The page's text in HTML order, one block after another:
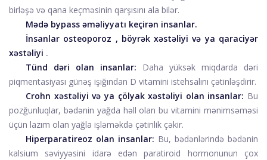
birləşə və qana keçməsinin qarşısını ala bilər.
Mədə bypass əməliyyatı keçirən insanlar.
İnsanlar osteoporoz , böyrək xəstəliyi və ya qaraciyər
xəstəliyi .
Tünd dəri olan insanlar:
Daha yüksək miqdarda dəri
piqmentasiyası günəş işığından D vitamini istehsalını çətinləşdirir.
Crohn xəstəliyi və ya çölyak xəstəliyi olan insanlar: Bu
pozğunluqlar, bədənin yağda həll olan bu vitamini mənimsəməsi
üçün lazım olan yağla işləməkdə çətinlik çəkir.
Hiperparatireoz olan insanlar: Bu, bədənlərində bədənin
kalsium səviyyəsini idarə edən paratiroid hormonunun çox